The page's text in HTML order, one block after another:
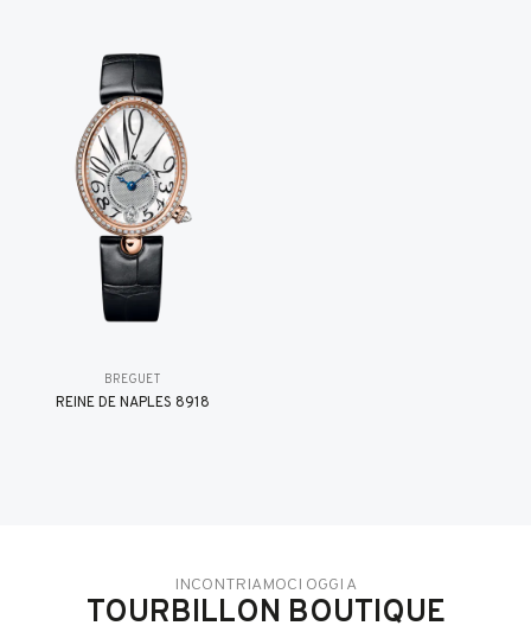
BREGUET
REINE DE NAPLES 8918
INCONTRIAMOCI OGGI A
TOURBILLON BOUTIQUE